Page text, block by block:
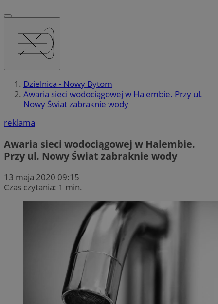
Dzielnica - Nowy Bytom
Awaria sieci wodociągowej w Halembie. Przy ul.
Nowy Świat zabraknie wody
reklama
Awaria sieci wodociągowej w Halembie.
Przy ul. Nowy Świat zabraknie wody
13 maja 2020 09:15
Czas czytania: 1 min.